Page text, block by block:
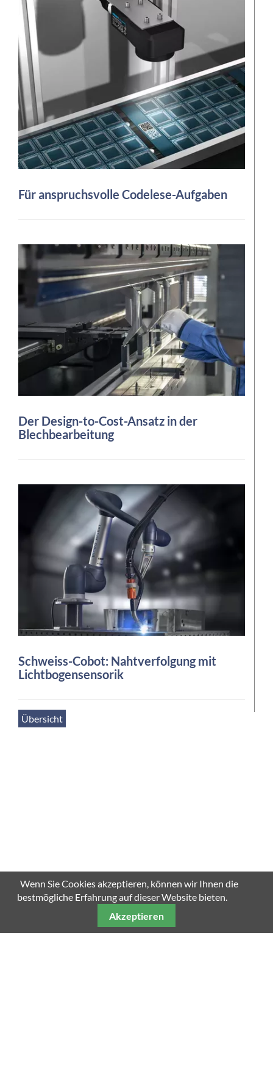
Für anspruchsvolle Codelese-Aufgaben
Der Design-to-Cost-Ansatz in der
Blechbearbeitung
Schweiss-Cobot: Nahtverfolgung mit
Lichtbogensensorik
Übersicht
Wenn Sie Cookies akzeptieren, können wir Ihnen die
bestmögliche Erfahrung auf dieser Website bieten.
Akzeptieren